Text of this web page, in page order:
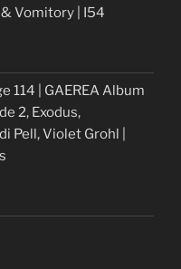
Vomitory | I54
114 | GAEREA Album
2, Exodus,
Pell, Violet Grohl |